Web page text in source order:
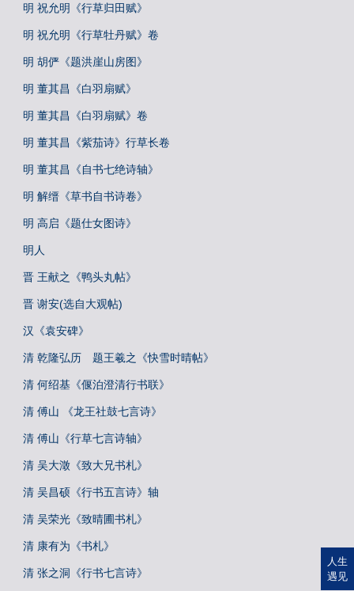
明 祝允明《行草归田赋》
明 祝允明《行草牡丹赋》卷
明 胡俨《题洪崖山房图》
明 董其昌《白羽扇赋》
明 董其昌《白羽扇赋》卷
明 董其昌《紫茄诗》行草长卷
明 董其昌《自书七绝诗轴》
明 解缙《草书自书诗卷》
明 高启《题仕女图诗》
明人
晋 王献之《鸭头丸帖》
晋 谢安(选自大观帖)
汉《袁安碑》
清 乾隆弘历 题王羲之《快雪时晴帖》
清 何绍基《偃泊澄清行书联》
清 傅山 《龙王社鼓七言诗》
清 傅山《行草七言诗轴》
清 吴大澂《致大兄书札》
清 吴昌硕《行书五言诗》轴
清 吴荣光《致晴圃书札》
清 康有为《书札》
清 张之洞《行书七言诗》
人生
遇见